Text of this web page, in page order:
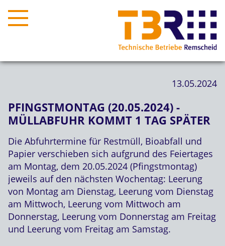
13.05.2024
PFINGSTMONTAG (20.05.2024) -
MÜLLABFUHR KOMMT 1 TAG SPÄTER
Die Abfuhrtermine für Restmüll, Bioabfall und
Papier verschieben sich aufgrund des Feiertages
am Montag, dem 20.05.2024 (Pfingstmontag)
jeweils auf den nächsten Wochentag: Leerung
von Montag am Dienstag, Leerung vom Dienstag
am Mittwoch, Leerung vom Mittwoch am
Donnerstag, Leerung vom Donnerstag am Freitag
und Leerung vom Freitag am Samstag.